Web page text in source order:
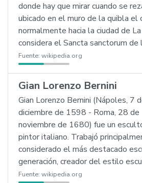
donde hay que mirar cuando se
ubicado en el muro de la quibla el
normalmente hacia la ciudad de
considera el Sancta sanctorum de
Fuente: wikipedia.org
Gian Lorenzo Bernini
Gian Lorenzo Bernini (Nápoles, 7
diciembre de 1598 - Roma, 28 de
noviembre de 1680) fue un
pintor italiano. Trabajó
considerado el más destacado
generación, creador del estilo
Fuente: wikipedia.org